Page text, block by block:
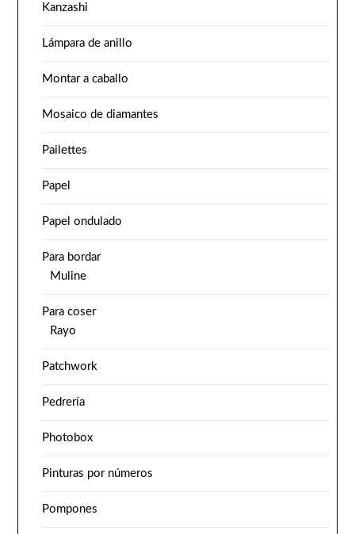
Kanzashi
Lámpara de anillo
Montar a caballo
Mosaico de diamantes
Pailettes
Papel
Papel ondulado
Para bordar
Muline
Para coser
Rayo
Patchwork
Pedrería
Photobox
Pinturas por números
Pompones